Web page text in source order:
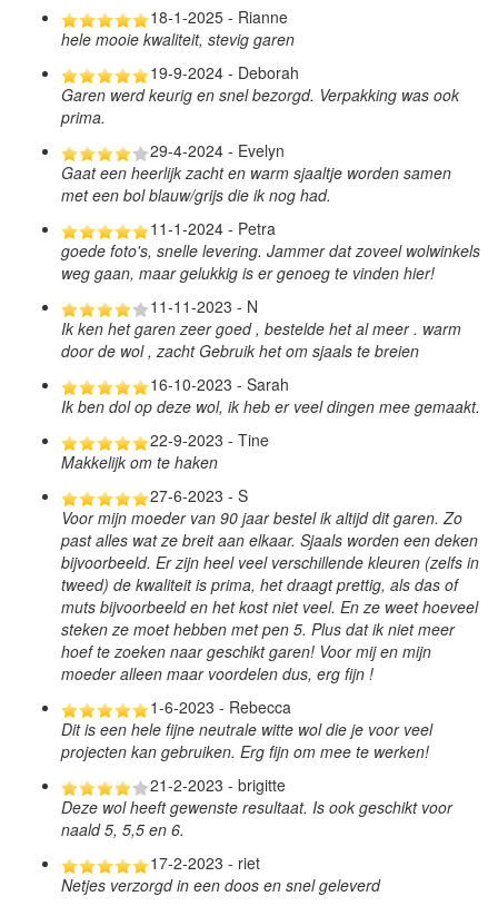
18-1-2025 - Rianne
hele mooie kwaliteit, stevig garen
19-9-2024 - Deborah
Garen werd keurig en snel bezorgd. Verpakking was ook
prima.
29-4-2024 - Evelyn
Gaat een heerlijk zacht en warm sjaaltje worden samen
met een bol blauw/grijs die ik nog had.
11-1-2024 - Petra
goede foto's, snelle levering. Jammer dat zoveel wolwinkels
weg gaan, maar gelukkig is er genoeg te vinden hier!
11-11-2023 - N
Ik ken het garen zeer goed , bestelde het al meer . warm
door de wol , zacht Gebruik het om sjaals te breien
16-10-2023 - Sarah
Ik ben dol op deze wol, ik heb er veel dingen mee gemaakt.
22-9-2023 - Tine
Makkelijk om te haken
27-6-2023 - S
Voor mijn moeder van 90 jaar bestel ik altijd dit garen. Zo
past alles wat ze breit aan elkaar. Sjaals worden een deken
bijvoorbeeld. Er zijn heel veel verschillende kleuren (zelfs in
tweed) de kwaliteit is prima, het draagt prettig, als das of
muts bijvoorbeeld en het kost niet veel. En ze weet hoeveel
steken ze moet hebben met pen 5. Plus dat ik niet meer
hoef te zoeken naar geschikt garen! Voor mij en mijn
moeder alleen maar voordelen dus, erg fijn !
1-6-2023 - Rebecca
Dit is een hele fijne neutrale witte wol die je voor veel
projecten kan gebruiken. Erg fijn om mee te werken!
21-2-2023 - brigitte
Deze wol heeft gewenste resultaat. Is ook geschikt voor
naald 5, 5,5 en 6.
17-2-2023 - riet
Netjes verzorgd in een doos en snel geleverd